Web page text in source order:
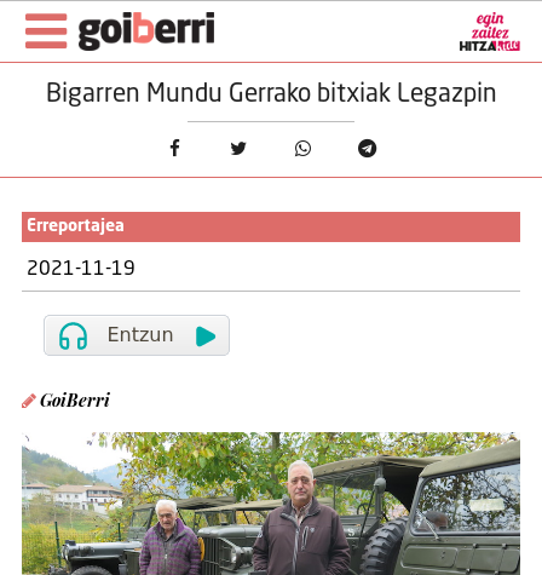
Bigarren Mundu Gerrako bitxiak Legazpin
Erreportajea
2021-11-19
GoiBerri